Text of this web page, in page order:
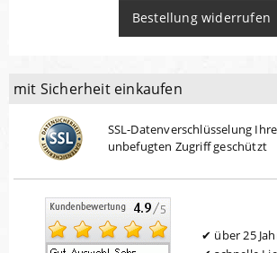
Bestellung widerrufen
mit Sicherheit einkaufen
SSL-Datenverschlüsselung
unbefugten Zugriff geschützt
über 25